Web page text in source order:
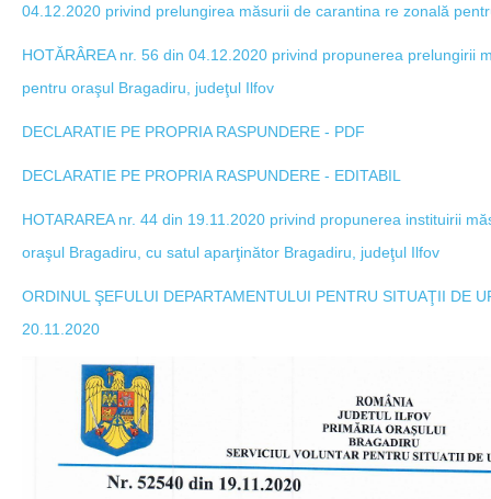
04.12.2020 privind prelungirea măsurii de carantina re zonală
HOTĂRÂREA nr. 56 din 04.12.2020 privind propunerea prelungirii
pentru oraşul Bragadiru, judeţul Ilfov
DECLARATIE PE PROPRIA RASPUNDERE - PDF
DECLARATIE PE PROPRIA RASPUNDERE - EDITABIL
HOTARAREA nr. 44 din 19.11.2020 privind propunerea instituirii
oraşul Bragadiru, cu satul aparţinător Bragadiru, judeţul Ilfov
ORDINUL ŞEFULUI DEPARTAMENTULUI PENTRU SITUAŢII DE
20.11.2020